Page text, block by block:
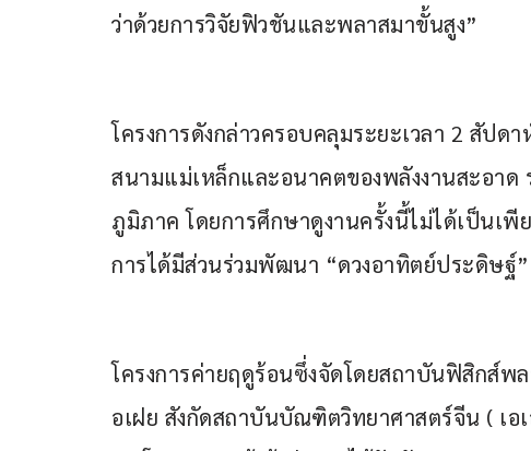
ว่าด้วยการวิจัยฟิวชันและพลาสมาขั้นสูง”
โครงการดังกล่าวครอบคลุมระยะเวลา 2 สัป
สนามแม่เหล็กและอนาคตของพลังงานสะอาด
ภูมิภาค โดยการศึกษาดูงานครั้งนี้ไม่ได้เป็นเพี
การได้มีส่วนร่วมพัฒนา “ดวงอาทิตย์ประดิษฐ์”
โครงการค่ายฤดูร้อนซึ่งจัดโดยสถาบันฟิสิกส์พ
อเฝย สังกัดสถาบันบัณฑิตวิทยาศาสตร์จีน ( เ